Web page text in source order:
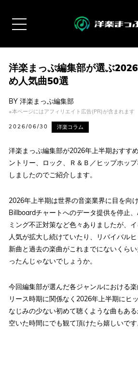
洋楽まっぷ編集部が選ぶ
め人気曲50選
BY 洋楽まっぷ編集部
※本ページにはアフィリエイト広告(PR)が含まれます
2026/06/30 洋楽コラム
洋楽まっぷ編集部が2026年上半期おすす
ントリー、ロック、Ｒ＆Ｂ／ヒップホッ
しましたのでご紹介します。
2026年上半期は世界の音楽業界に目を向
Billboardチャートへのデータ提供を停止
ミング不正対策など色々ありましたが、
人気が拡大し続けていたり、リバイバルヒ
新曲と過去の楽曲がこれまでにないくら
ったんじゃないでしょうか。
今回編集部が選んだ各ジャンルにおける
リース時期に関係なく2026年上半期にヒ
なじみの少ない初めて聴くような曲もある
空いた時間にでも観て頂けたら嬉しいです